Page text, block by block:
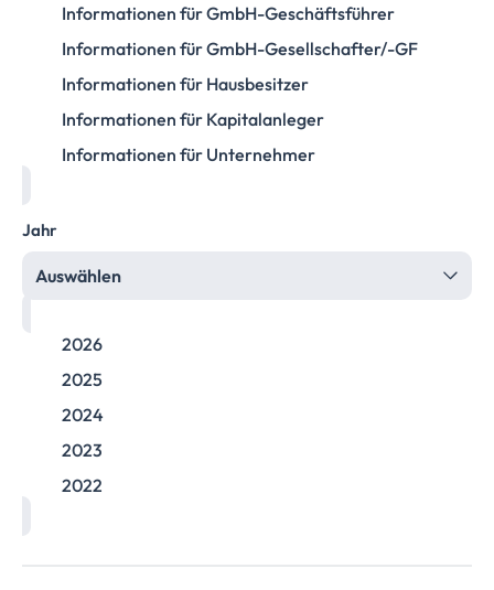
Informationen für GmbH-Geschäftsführer
Informationen für GmbH-Gesellschafter/-GF
Informationen für Hausbesitzer
Informationen für Kapitalanleger
Informationen für Unternehmer
Jahr
Auswählen
2026
2025
2024
2023
2022